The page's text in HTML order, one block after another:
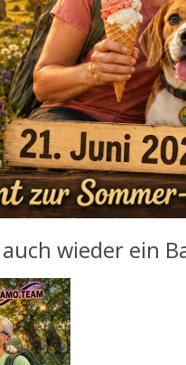
wieder ein